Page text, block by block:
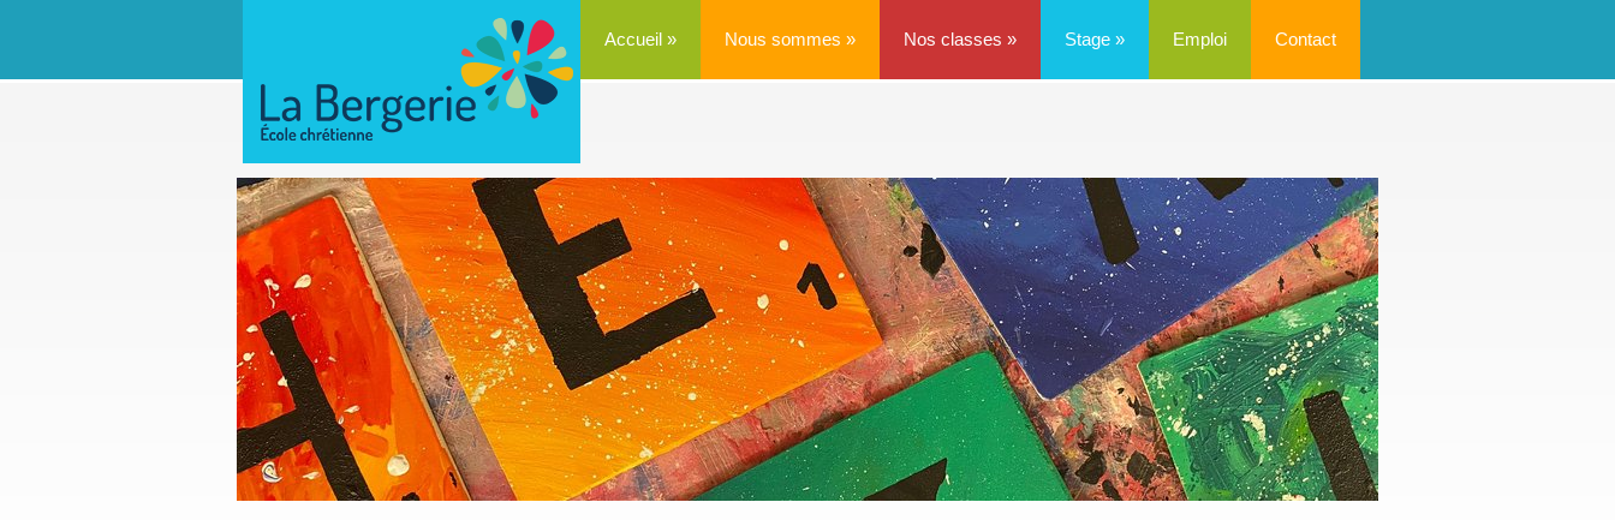
Accueil » Nous sommes » Nos classes » Stage » Emploi Contact